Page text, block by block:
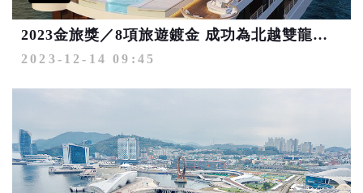
2023金旅獎／8項旅遊鍍金 成功為北越雙龍灣、濟州島重新定義奢旅價值
2023-12-14 09:45